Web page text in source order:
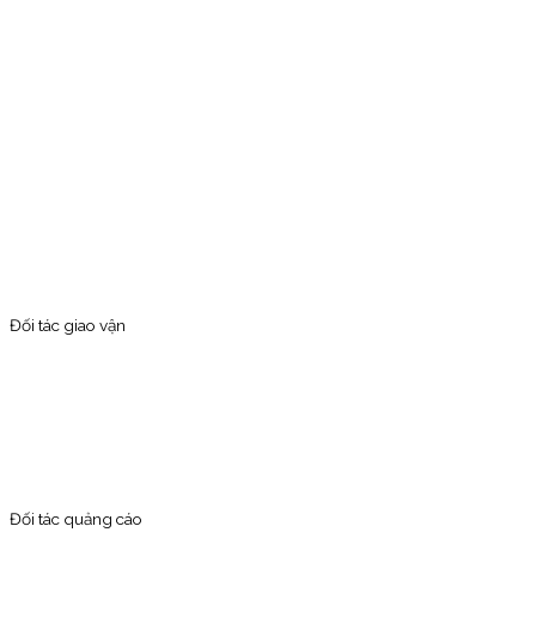
Đối tác giao vận
Đối tác quảng cáo